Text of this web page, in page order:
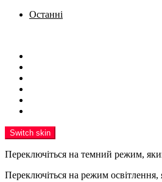
Останні
Switch skin
Переключіться на темний режим,
Переключіться на режим освітлення,